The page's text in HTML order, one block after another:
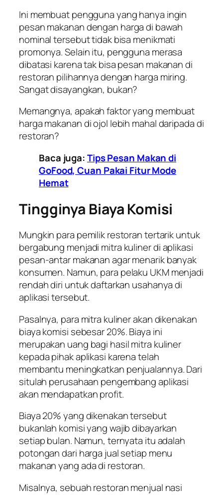
Ini membuat pengguna yang hanya ingin
pesan makanan dengan harga di bawah
nominal tersebut tidak bisa menikmati
promonya. Selain itu, pengguna merasa
dibatasi karena tak bisa pesan makanan di
restoran pilihannya dengan harga miring.
Sangat disayangkan, bukan?
Memangnya, apakah faktor yang membuat
harga makanan di ojol lebih mahal daripada di
restoran?
Baca juga:Tips Pesan Makan di
GoFood, Cuan Pakai Fitur Mode
Hemat
Tingginya Biaya Komisi
Mungkin para pemilik restoran tertarik untuk
bergabung menjadi mitra kulinerdi aplikasi
pesan-antar makanan agar menarik banyak
konsumen. Namun, para pelaku UKM menjadi
rendah diri untuk daftarkan usahanya di
aplikasi tersebut.
Pasalnya, para mitra kuliner akan dikenakan
biaya komisi sebesar 20%. Biaya ini
merupakan uang bagi hasil mitra kuliner
kepada pihak aplikasi karena telah
membantu meningkatkan penjualannya. Dari
situlah perusahaan pengembang aplikasi
akan mendapatkan profit.
Biaya 20% yang dikenakan tersebut
bukanlah komisi yang wajib dibayarkan
setiap bulan. Namun, ternyata itu adalah
potongan dari harga jual setiap menu
makanan yang ada di restoran.
Misalnya, sebuah restoran menjual nasi